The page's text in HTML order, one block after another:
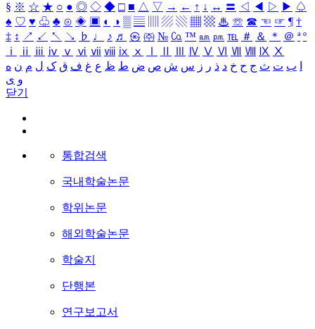
§ ※ ☆ ★ ○ ● ◎ ◇ ◆ □ ■ △ ▽ → ← ↑ ↓ ↔ 〓 ◁ ◀ ▷ ▶ ♤
♠ ♡ ♥ ♧ ♣ ⊙ ◈ ▣ ◐ ◑ ▒ ▤ ▨ ▧ ▦ ▩ ♨ ☏ ☎ ☜ ☞ ¶ †
‡ ↕ ↗ ↙ ↖ ↘ ♭ ♩ ♪ ♬ ㉿ ㈜ № ㏇ ™ ㏂ ㏘ ℡ ＃ ＆ ＊ ＠ ª º
ⅰ
ⅱ ⅲ ⅳ ⅴ ⅵ ⅶ ⅷ ⅸ ⅹ Ⅳ Ⅴ Ⅵ Ⅶ Ⅷ Ⅸ Ⅹ
ب ت ث ج ح خ د ذ ر ز س ش ص ض ط ظ ع غ ف ق ک ل م ن ه
و ی
닫기
통합검색
국내학술논문
학위논문
해외학술논문
학술지
단행본
연구보고서